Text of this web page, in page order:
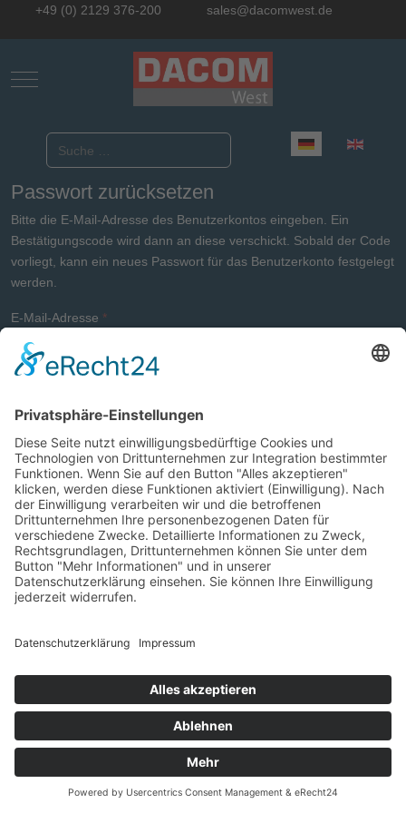
+49 (0) 2129 376-200 sales@dacomwest.de
Mobile Menu Toggle
Sprache auswählen
Passwort zurücksetzen
Bitte die E-Mail-Adresse des Benutzerkontos eingeben. Ein
Bestätigungscode wird dann an diese verschickt. Sobald der Code
vorliegt, kann ein neues Passwort für das Benutzerkonto festgelegt
werden.
E-Mail-Adresse *
Impressum| Datenschutzerklärung
Newsarchiv
Copyright © Dacom West GmbH 2026